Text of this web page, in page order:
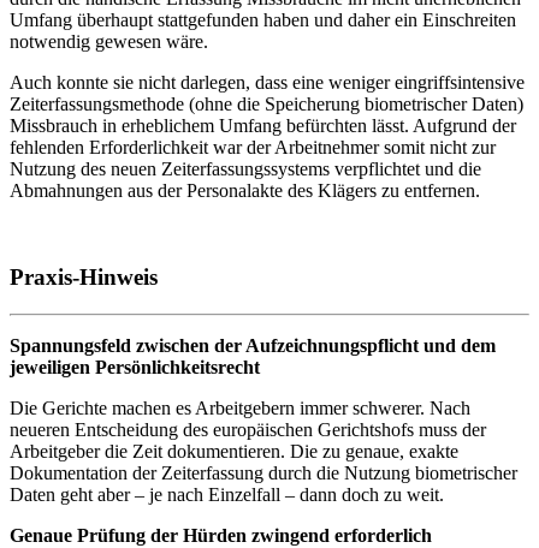
Umfang überhaupt stattgefunden haben und daher ein Einschreiten
notwendig gewesen wäre.
Auch konnte sie nicht darlegen, dass eine weniger eingriffsintensive
Zeiterfassungsmethode (ohne die Speicherung biometrischer Daten)
Missbrauch in erheblichem Umfang befürchten lässt. Aufgrund der
fehlenden Erforderlichkeit war der Arbeitnehmer somit nicht zur
Nutzung des neuen Zeiterfassungssystems verpflichtet und die
Abmahnungen aus der Personalakte des Klägers zu entfernen.
Praxis-Hinweis
Spannungsfeld zwischen der Aufzeichnungspflicht und dem
jeweiligen Persönlichkeitsrecht
Die Gerichte machen es Arbeitgebern immer schwerer. Nach
neueren Entscheidung des europäischen Gerichtshofs muss der
Arbeitgeber die Zeit dokumentieren. Die zu genaue, exakte
Dokumentation der Zeiterfassung durch die Nutzung biometrischer
Daten geht aber – je nach Einzelfall – dann doch zu weit.
Genaue Prüfung der Hürden zwingend erforderlich